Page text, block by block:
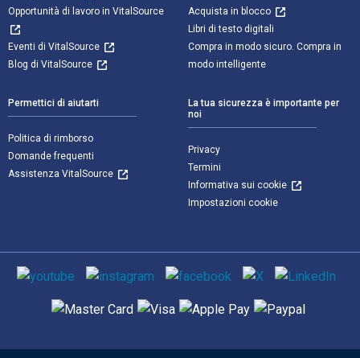
Opportunità di lavoro in VitalSource
Eventi di VitalSource
Blog di VitalSource
Acquista in blocco
Libri di testo digitali
Compra in modo sicuro. Compra in
modo intelligente
Permettici di aiutarti
Politica di rimborso
Domande frequenti
Assistenza VitalSource
La tua sicurezza è importante per
noi
Privacy
Termini
Informativa sui cookie
Impostazioni cookie
Mezzi sociali
Metodi di pagamento supportati